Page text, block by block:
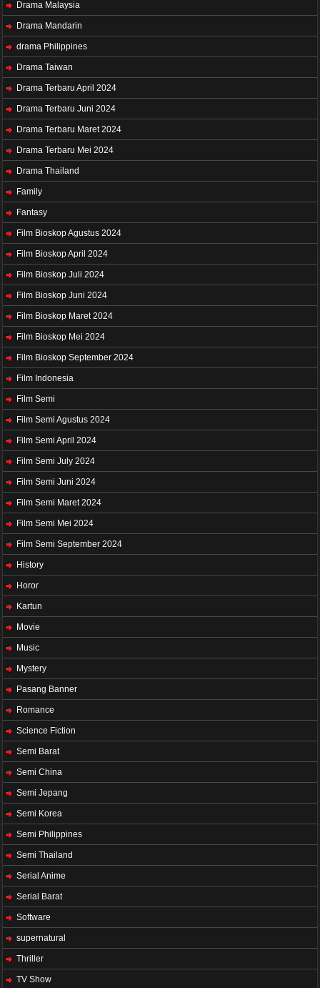
Drama Malaysia
Drama Mandarin
drama Philippines
Drama Taiwan
Drama Terbaru April 2024
Drama Terbaru Juni 2024
Drama Terbaru Maret 2024
Drama Terbaru Mei 2024
Drama Thailand
Family
Fantasy
Film Bioskop Agustus 2024
Film Bioskop April 2024
Film Bioskop Juli 2024
Film Bioskop Juni 2024
Film Bioskop Maret 2024
Film Bioskop Mei 2024
Film Bioskop September 2024
Film Indonesia
Film Semi
Film Semi Agustus 2024
Film Semi April 2024
Film Semi July 2024
Film Semi Juni 2024
Film Semi Maret 2024
Film Semi Mei 2024
Film Semi September 2024
History
Horor
Kartun
Movie
Music
Mystery
Pasang Banner
Romance
Science Fiction
Semi Barat
Semi China
Semi Jepang
Semi Korea
Semi Philippines
Semi Thailand
Serial Anime
Serial Barat
Software
supernatural
Thriller
TV Show